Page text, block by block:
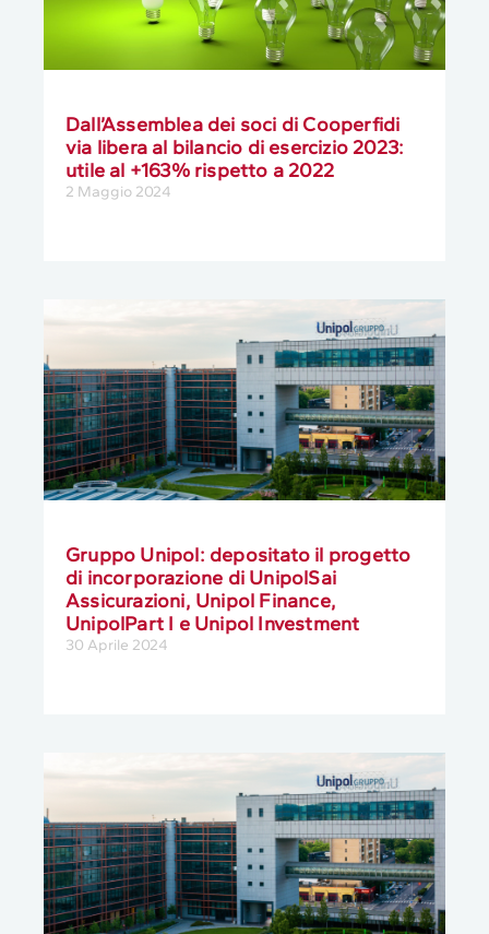
Dall’Assemblea dei soci di Cooperfidi
via libera al bilancio di esercizio 2023:
utile al +163% rispetto a 2022
2 Maggio 2024
Gruppo Unipol: depositato il progetto
di incorporazione di UnipolSai
Assicurazioni, Unipol Finance,
UnipolPart I e Unipol Investment
30 Aprile 2024